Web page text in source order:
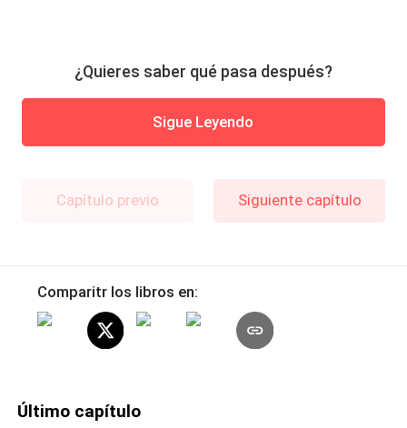
¿Quieres saber qué pasa después?
Sigue Leyendo
Capítulo previo Siguiente capítulo
Comparitr los libros en:
Último capítulo